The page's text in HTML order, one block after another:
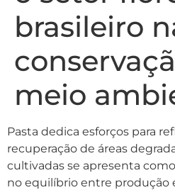
brasileiro
meio
Pasta dedica esforços para
recuperação de áreas
cultivadas se apresenta
no equilíbrio entre produção